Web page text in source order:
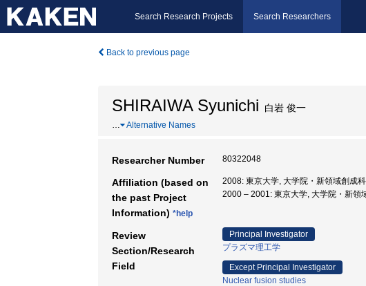
Search Research Projects Search Researchers
Back to previous page
SHIRAIWA Syunichi 白岩 俊一
… Alternative Names
Researcher Number 80322048
Affiliation (based on
the past Project
Information) *help
2008: 東京大学, 大学院・新領域創成
2000 – 2001: 東京大学, 大学院・新領
Review
Section/Research
Field
Principal Investigator
プラズマ理工学
Except Principal Investigator
Nuclear fusion studies